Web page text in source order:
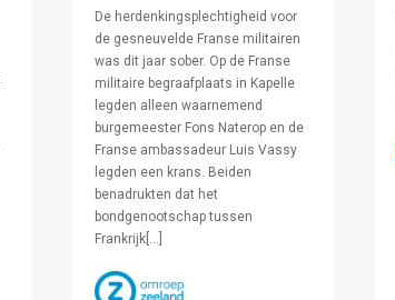
De herdenkingsplechtigheid voor
de gesneuvelde Franse militairen
was dit jaar sober. Op de Franse
militaire begraafplaats in Kapelle
legden alleen waarnemend
burgemeester Fons Naterop en de
Franse ambassadeur Luis Vassy
legden een krans. Beiden
benadrukten dat het
bondgenootschap tussen
Frankrijk[…]